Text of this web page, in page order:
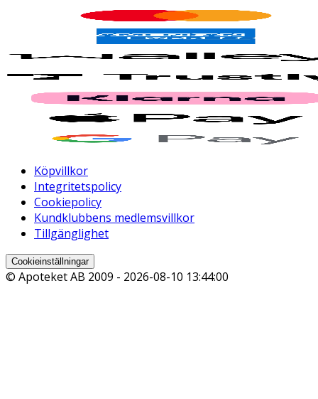
Köpvillkor
Integritetspolicy
Cookiepolicy
Kundklubbens medlemsvillkor
Tillgänglighet
Cookieinställningar
© Apoteket AB 2009 - 2026-08-10 13:44:00